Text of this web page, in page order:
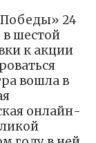
24
в шестой
к акции
вошла в
онлайн-